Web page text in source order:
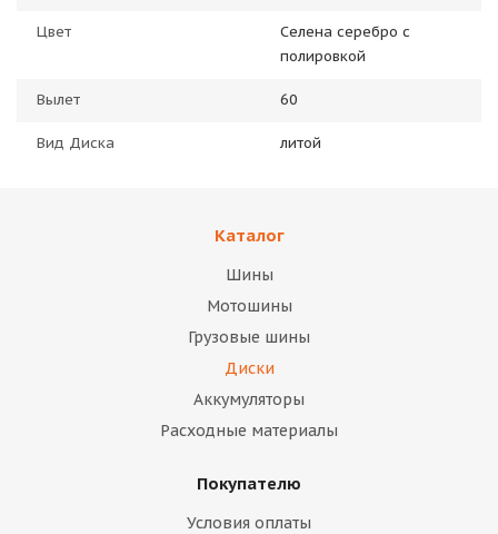
Цвет
Селена серебро с
полировкой
Вылет 60
Вид Диска литой
Каталог
Шины
Мотошины
Грузовые шины
Диски
Аккумуляторы
Расходные материалы
Покупателю
Условия оплаты